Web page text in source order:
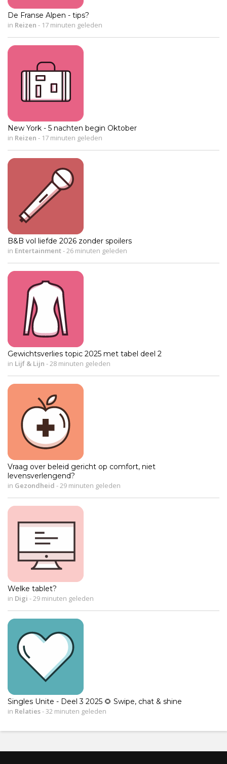
De Franse Alpen - tips?
in Reizen - 17 minuten geleden
New York - 5 nachten begin Oktober
in Reizen - 17 minuten geleden
B&B vol liefde 2026 zonder spoilers
in Entertainment-26 minuten geleden
Gewichtsverlies topic 2025 met tabel deel 2
in Lijf & Lijn -28 minuten geleden
Vraag over beleid gericht op comfort, niet
levensverlengend?
in Gezondheid -29 minuten geleden
Welke tablet?
in Digi -29 minuten geleden
Singles Unite - Deel 3 2025 🌻 Swipe, chat & shine
in Relaties-32 minuten geleden